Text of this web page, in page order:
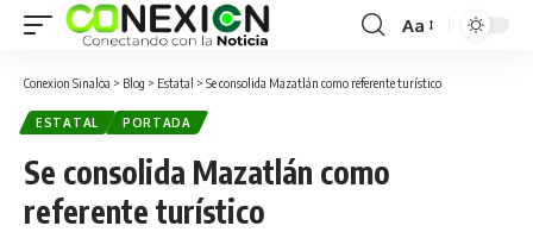
Aa
Conexion Sinaloa > Blog > Estatal > Se consolida Mazatlán como referente turístico
ESTATAL PORTADA
Se consolida Mazatlán como
referente turístico